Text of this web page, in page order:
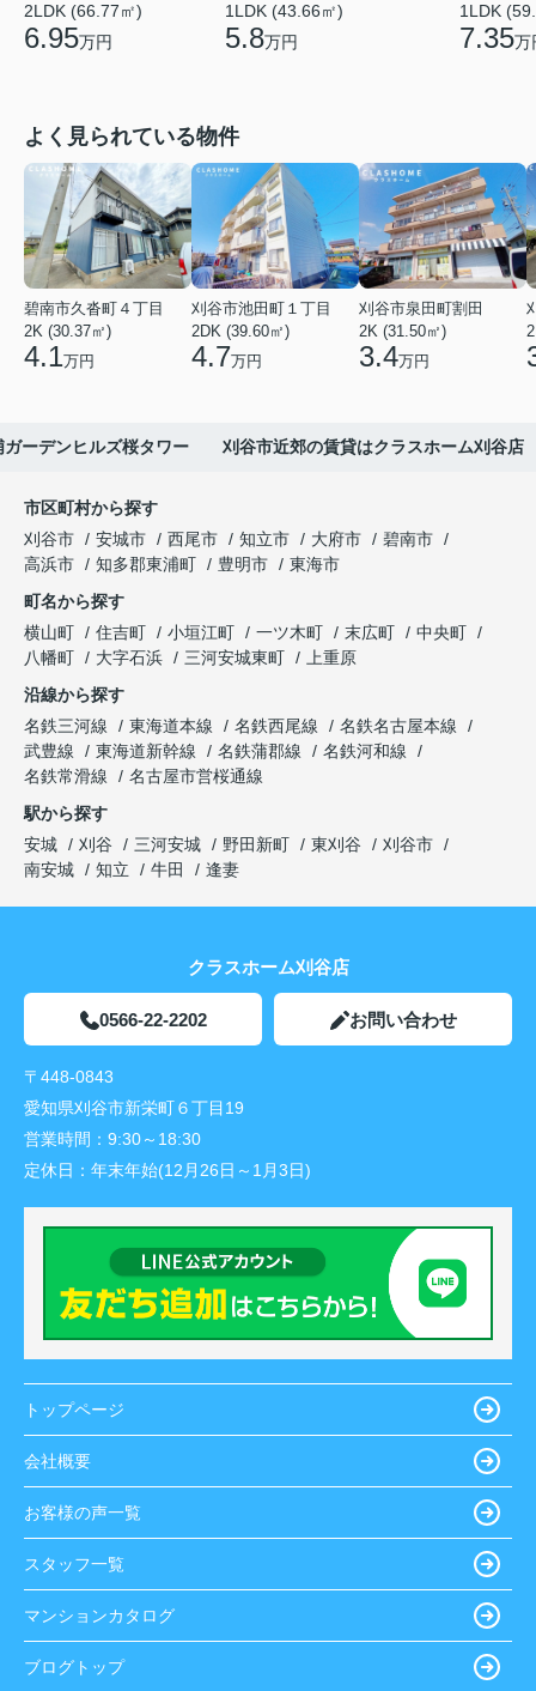
2LDK (66.77㎡)
6.95万円
1LDK (43.66㎡)
5.8万円
1LDK
7.35万
よく見られている物件
碧南市久沓町４丁目
2K (30.37㎡)
4.1万円
刈谷市池田町１丁目
2DK (39.60㎡)
4.7万円
刈谷市泉田町割田
2K (31.50㎡)
3.4万円
ガーデンヒルズ桜タワー 刈谷市近郊の賃貸はクラスホーム刈谷店
市区町村から探す
刈谷市
安城市 西尾市 知立市 大府市
碧南市
高浜市
知多郡東浦町 豊明市
東海市
町名から探す
横山町
住吉町 小垣江町 一ツ木町 末広町
中央町
八幡町
大字石浜 三河安城東町
上重原
沿線から探す
名鉄三河線
東海道本線 名鉄西尾線
名鉄名古屋本線
武豊線
東海道新幹線 名鉄蒲郡線
名鉄河和線
名鉄常滑線
名古屋市営桜通線
駅から探す
安城
刈谷 三河安城 野田新町 東刈谷
刈谷市
南安城
知立 牛田 逢妻
クラスホーム刈谷店
0566-22-2202 お問い合わせ
〒448-0843
愛知県刈谷市新栄町６丁目19
営業時間： 9:30～18:30
定休日： 年末年始(12月26日～1月3日)
トップページ
会社概要
お客様の声一覧
スタッフ一覧
マンションカタログ
ブログトップ